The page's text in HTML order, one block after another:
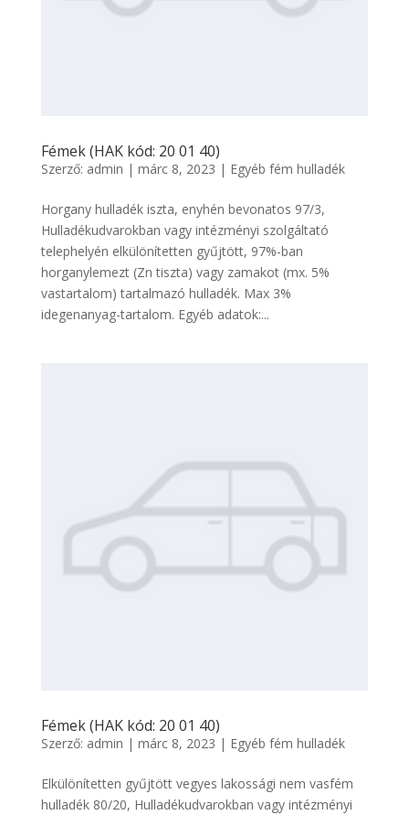
Fémek (HAK kód: 20 01 40)
Szerző: admin | márc 8, 2023 | Egyéb fém hulladék
Horgany hulladék iszta, enyhén bevonatos 97/3,
Hulladékudvarokban vagy intézményi szolgáltató
telephelyén elkülönítetten gyűjtött, 97%-ban
horganylemezt (Zn tiszta) vagy zamakot (mx. 5%
vastartalom) tartalmazó hulladék. Max 3%
idegenanyag-tartalom. Egyéb adatok:...
Fémek (HAK kód: 20 01 40)
Szerző: admin | márc 8, 2023 | Egyéb fém hulladék
Elkülönítetten gyűjtött vegyes lakossági nem vasfém
hulladék 80/20, Hulladékudvarokban vagy intézményi